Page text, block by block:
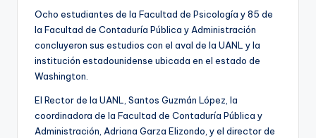
Ocho estudiantes de la Facultad de Psicología y 85 de
la Facultad de Contaduría Pública y Administración
concluyeron sus estudios con el aval de la UANL y la
institución estadounidense ubicada en el estado de
Washington.
El Rector de la UANL, Santos Guzmán López, la
coordinadora de la Facultad de Contaduría Pública y
Administración, Adriana Garza Elizondo, y el director de